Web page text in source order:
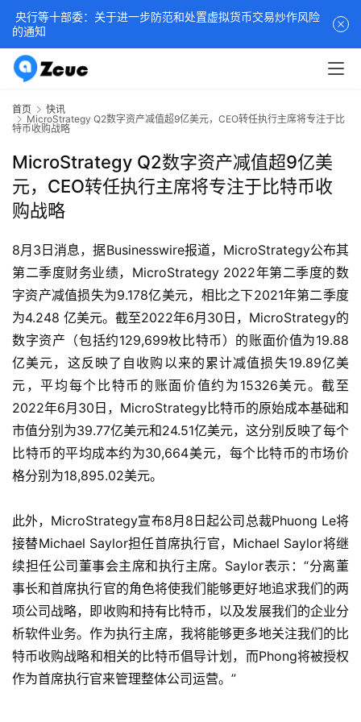
首页
快讯
MicroStrategy Q2数字资产减值超9亿美元，CEO转任执行主席将专注于比
特币收购战略
MicroStrategy Q2数字资产减值超9亿美
元，CEO转任执行主席将专注于比特币收
购战略
8月3日消息，据Businesswire报道，MicroStrategy公布其
第二季度财务业绩，MicroStrategy 2022年第二季度的数
字资产减值损失为9.178亿美元，相比之下2021年第二季度
为4.248 亿美元。截至2022年6月30日，MicroStrategy的
数字资产（包括约129,699枚比特币）的账面价值为19.88
亿美元，这反映了自收购以来的累计减值损失19.89亿美
元，平均每个比特币的账面价值约为15326美元。截至
2022年6月30日，MicroStrategy比特币的原始成本基础和
市值分别为39.77亿美元和24.51亿美元，这分别反映了每个
比特币的平均成本约为30,664美元，每个比特币的市场价
格分别为18,895.02美元。
此外，MicroStrategy宣布8月8日起公司总裁Phuong Le将
接替Michael Saylor担任首席执行官，Michael Saylor将继
续担任公司董事会主席和执行主席。Saylor表示：“分离董
事长和首席执行官的角色将使我们能够更好地追求我们的两
项公司战略，即收购和持有比特币，以及发展我们的企业分
析软件业务。作为执行主席，我将能够更多地关注我们的比
特币收购战略和相关的比特币倡导计划，而Phong将被授权
作为首席执行官来管理整体公司运营。”
央行等十部委：关于进一步防范和处置虚拟货币交易炒作风险
的通知